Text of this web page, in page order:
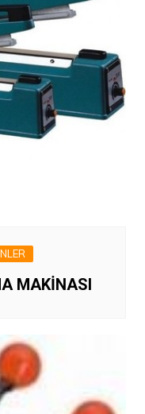
MAKİNASI